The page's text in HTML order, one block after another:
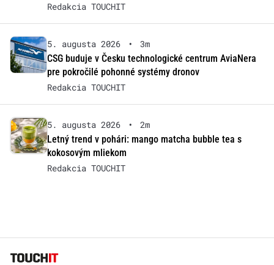
Redakcia TOUCHIT
5. augusta 2026 •
3m
CSG buduje v Česku technologické centrum AviaNera
pre pokročilé pohonné systémy dronov
Redakcia TOUCHIT
5. augusta 2026 •
2m
Letný trend v pohári: mango matcha bubble tea s
kokosovým mliekom
Redakcia TOUCHIT